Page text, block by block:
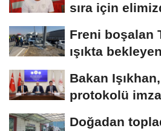
sıra için
Freni boşalan
ışıkta
Bakan
protokolü
Doğadan